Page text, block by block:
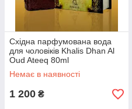
Східна парфумована вода
для чоловіків Khalis Dhan Al
Oud Ateeq 80ml
Немає в наявності
1 200 ₴